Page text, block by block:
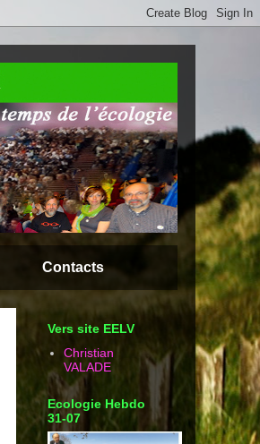
Contacts
Vers site EELV
Christian
VALADE
Ecologie Hebdo
31-07